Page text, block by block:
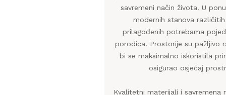
savremeni način života. U
modernih stanova
prilagođenih potrebama
porodica. Prostorije su pažljivo
bi se maksimalno iskoristila
osigurao osjećaj
Kvalitetni materijali i savremena